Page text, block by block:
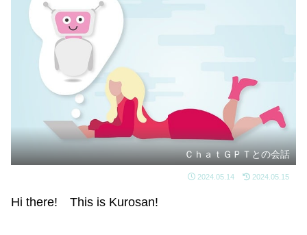
ＣｈａｔＧＰＴとの会話
2024.05.14 2024.05.15
Hi there! This is Kurosan!